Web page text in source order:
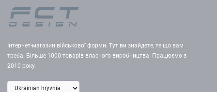
Інтернет-магазин військової форми. Тут ви знайдете, те що вам
треба. Більше 1000 товарів власного виробництва. Працюємо з
2010 року.